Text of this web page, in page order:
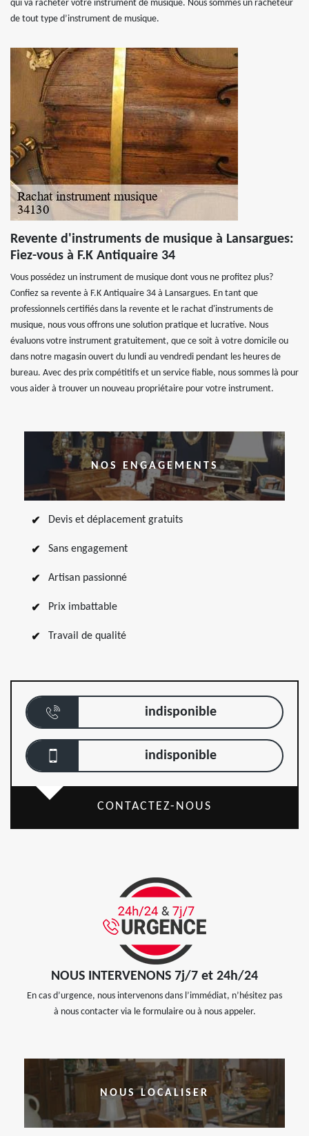
qui va racheter votre instrument de musique. Nous sommes un racheteur
de tout type d’instrument de musique.
Revente d'instruments de musique à Lansargues:
Fiez-vous à F.K Antiquaire 34
Vous possédez un instrument de musique dont vous ne profitez plus?
Confiez sa revente à F.K Antiquaire 34 à Lansargues. En tant que
professionnels certifiés dans la revente et le rachat d'instruments de
musique, nous vous offrons une solution pratique et lucrative. Nous
évaluons votre instrument gratuitement, que ce soit à votre domicile ou
dans notre magasin ouvert du lundi au vendredi pendant les heures de
bureau. Avec des prix compétitifs et un service fiable, nous sommes là pour
vous aider à trouver un nouveau propriétaire pour votre instrument.
NOS ENGAGEMENTS
Devis et déplacement gratuits
Sans engagement
Artisan passionné
Prix imbattable
Travail de qualité
indisponible
indisponible
CONTACTEZ-NOUS
NOUS INTERVENONS 7j/7 et 24h/24
En cas d’urgence, nous intervenons dans l’immédiat, n’hésitez pas
à nous contacter via le formulaire ou à nous appeler.
NOUS LOCALISER